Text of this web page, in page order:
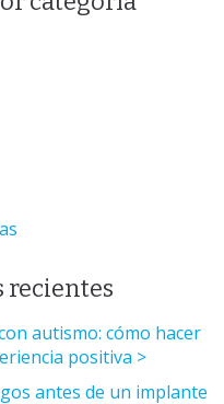
recientes
autismo: cómo hacer
positiva
antes de un implante